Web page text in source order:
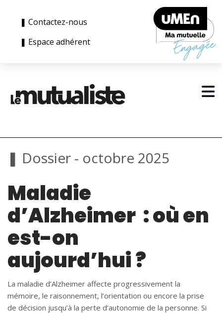
❚ Contactez-nous
❚ Espace adhérent
❚ Dossier - octobre 2025
Maladie
d’Alzheimer : où en
est-on
aujourd’hui ?
La maladie d’Alzheimer affecte progressivement la
mémoire, le raisonnement, l’orientation ou encore la prise
de décision jusqu’à la perte d’autonomie de la personne. Si